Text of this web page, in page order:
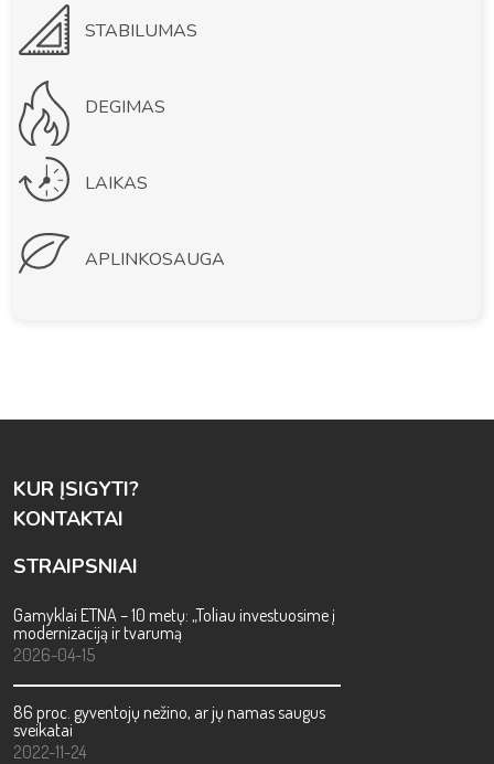
STABILUMAS
DEGIMAS
LAIKAS
APLINKOSAUGA
KUR ĮSIGYTI?
KONTAKTAI
STRAIPSNIAI
Gamyklai ETNA – 10 metų: „Toliau investuosime į
modernizaciją ir tvarumą
2026-04-15
86 proc. gyventojų nežino, ar jų namas saugus
sveikatai
2022-11-24